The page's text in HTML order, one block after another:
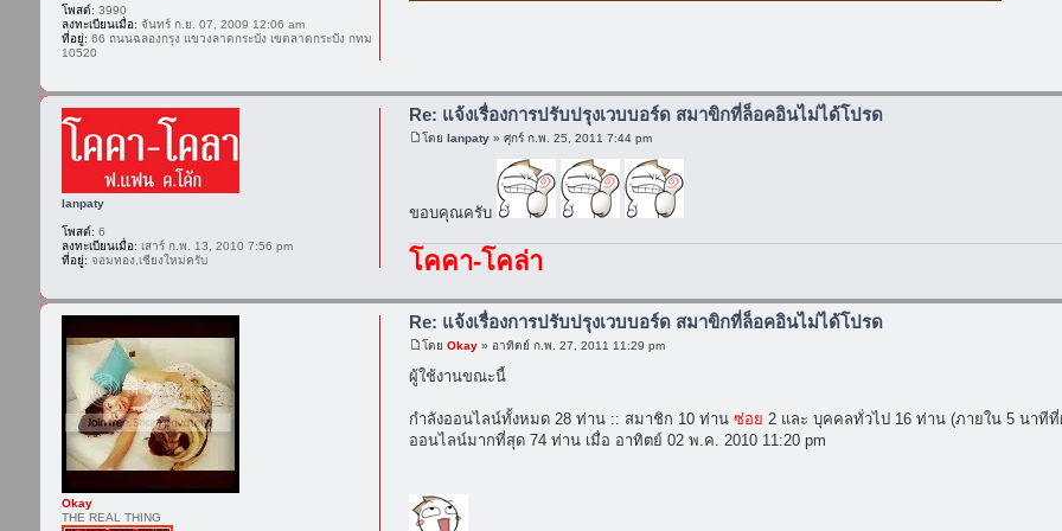
โพสต์: 3990
ลงทะเบียนเมื่อ: จันทร์ ก.ย. 07, 2009 12:06 am
ที่อยู่: 66 ถนนฉลองกรุง แขวงลาดกระบัง เขตลาดกระบัง กทม
10520
Re: แจ้งเรื่องการปรับปรุงเวบบอร์ด สมาขิกที่ล็อคอินไม่ได้โปรด
โดยlanpaty » ศุกร์ ก.พ. 25, 2011 7:44 pm
ขอบคุณครับ
โคคา-โคล่า
lanpaty
โพสต์: 6
ลงทะเบียนเมื่อ: เสาร์ ก.พ. 13, 2010 7:56 pm
ที่อยู่: จอมทอง,เชียงใหม่ครับ
Re: แจ้งเรื่องการปรับปรุงเวบบอร์ด สมาขิกที่ล็อคอินไม่ได้โปรด
โดยOkay » อาทิตย์ ก.พ. 27, 2011 11:29 pm
ผู้ใช้งานขณะนี้
กำลังออนไลน์ทั้งหมด 28 ท่าน :: สมาชิก 10 ท่านซ่อย 2 และ บุคคลทั่วไป 16 ท่าน (ภายใน 5 นาที
ออนไลน์มากที่สุด 74 ท่าน เมื่อ อาทิตย์ 02 พ.ค. 2010 11:20 pm
Okay
THE REAL THING